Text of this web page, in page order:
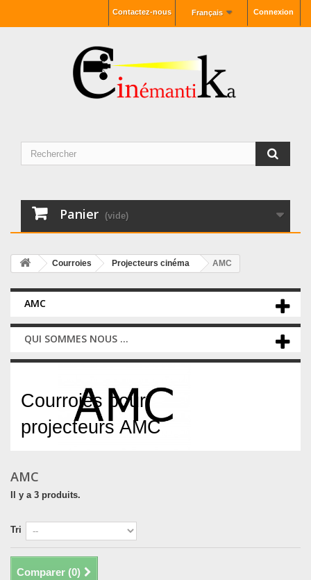
Connexion
Français
Contactez-nous
Panier (vide)
Courroies Projecteurs cinéma AMC
AMC
QUI SOMMES NOUS ...
Courroies pour
projecteurs AMC
AMC
Il y a 3 produits.
Tri
Comparer (0)